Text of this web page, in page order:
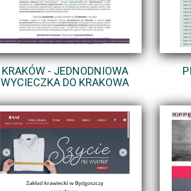
KRAKÓW - JEDNODNIOWA
WYCIECZKA DO KRAKOWA